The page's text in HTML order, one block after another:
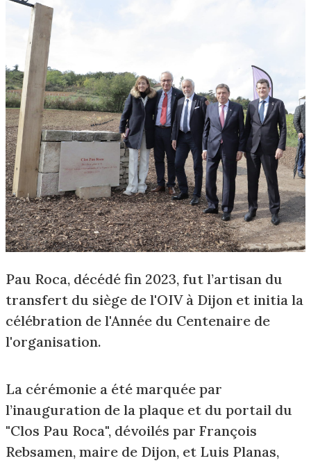
Pau Roca, décédé fin 2023, fut l’artisan du
transfert du siège de l'OIV à Dijon et initia la
célébration de l'Année du Centenaire de
l'organisation.
La cérémonie a été marquée par
l’inauguration de la plaque et du portail du
"Clos Pau Roca", dévoilés par François
Rebsamen, maire de Dijon, et Luis Planas,